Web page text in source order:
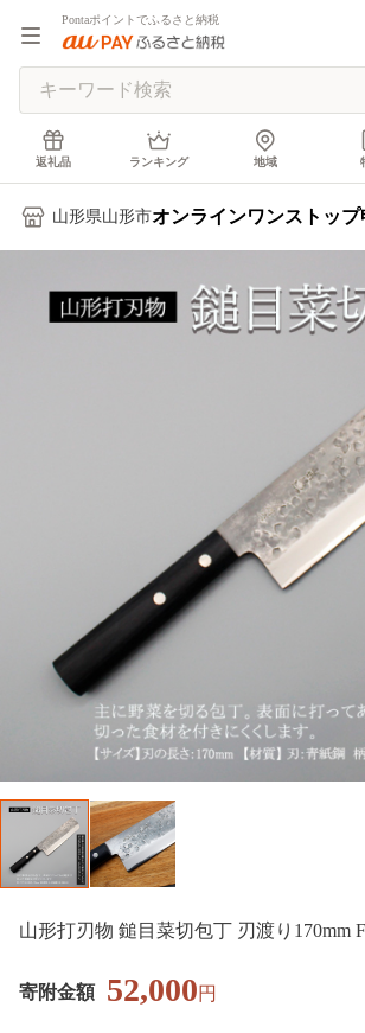
Pontaポイントでふるさと納税
返礼品 ランキング 地域
山形県山形市オンラインワンストップ
山形打刃物 鎚目菜切包丁 刃渡り170mm
寄附金額 52,000円